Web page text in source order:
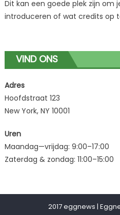
Dit kan een goede plek zijn om
introduceren of wat credits op
VIND ONS
Adres
Hoofdstraat 123
New York, NY 10001
Uren
Maandag—vrijdag: 9:00–17:00
Zaterdag & zondag: 11:00–15:00
2017 eggnews |